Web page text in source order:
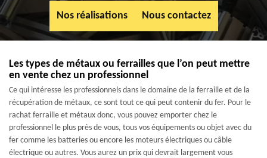
Nos réalisations Nous contactez
Les types de métaux ou ferrailles que l’on peut mettre
en vente chez un professionnel
Ce qui intéresse les professionnels dans le domaine de la ferraille et de la
récupération de métaux, ce sont tout ce qui peut contenir du fer. Pour le
rachat ferraille et métaux donc, vous pouvez emporter chez le
professionnel le plus près de vous, tous vos équipements ou objet avec du
fer comme les batteries ou encore les moteurs électriques ou câble
électrique ou autres. Vous aurez un prix qui devrait largement vous